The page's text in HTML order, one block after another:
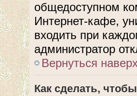
общедоступном
Интернет-кафе,
входить при
администратор
Вернуться
Как сделать,